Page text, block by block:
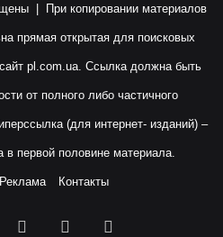
| При копировании материалов
прямая открытая для поисковых
pl.com.ua. Ссылка должна быть
от полного либо частичного
(для интернет- изданий) –
первой половине материала.
Реклама Контакты
YouTubeInstagram